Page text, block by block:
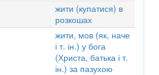
жити (купатися) в
розкошах
жити, мов (як, наче
і т. ін.) у бога
(Христа, батька і т.
ін.) за пазухою